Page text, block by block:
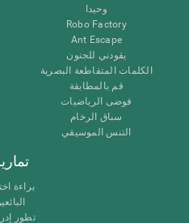
وحيدا
Robo Factory
Ant Escape
يقودني للجنون
الكلمات المتقاطعة البصرية
قم بالمطابقة
فوضى الرياضيات
سباق الرخام
التنس الموسيقي
براءة
تطور